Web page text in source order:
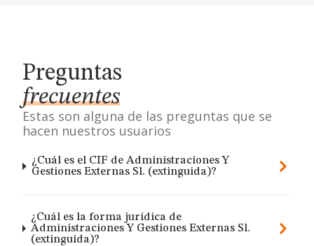
Preguntas
frecuentes
Estas son alguna de las preguntas que se
hacen nuestros usuarios
¿Cuál es el CIF de Administraciones Y
Gestiones Externas Sl. (extinguida)?
¿Cuál es la forma jurídica de
Administraciones Y Gestiones Externas Sl.
(extinguida)?